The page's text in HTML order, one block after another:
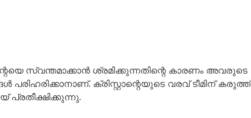
സ്വന്തമാക്കാൻ ശ്രമിക്കുന്നതിന്റെ കാരണം അവരുടെ
പരിഹരിക്കാനാണ്. ക്രിസ്റ്റാന്റെയുടെ വരവ് ടീമിന് കരുത്ത്
പ്രതീക്ഷിക്കുന്നു.